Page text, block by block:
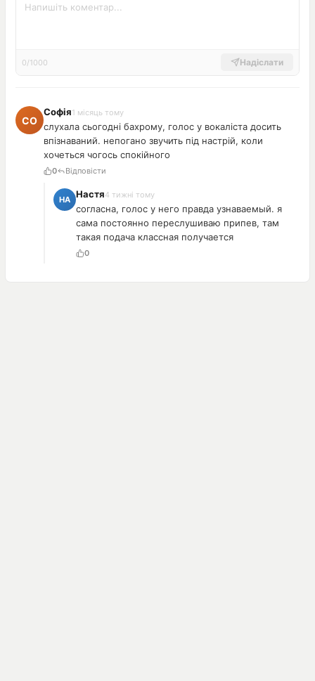
0/1000 Надіслати
Софія1 місяць тому
слухала сьогодні бахрому, голос у вокаліста досить
впізнаваний. непогано звучить під настрій, коли
хочеться чогось спокійного
0 Відповісти
Настя4 тижні тому
согласна, голос у него правда узнаваемый. я
сама постоянно переслушиваю припев, там
такая подача классная получается
0